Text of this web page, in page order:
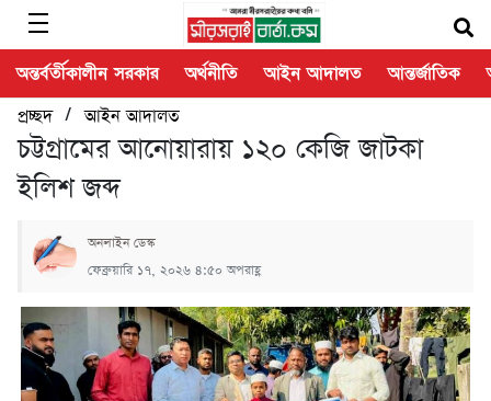
অন্তর্বর্তীকালীন সরকার অর্থনীতি আইন আদালত আন্তর্জাতিক
প্রচ্ছদ/আইন আদালত
চট্টগ্রামের আনোয়ারায় ১২০ কেজি জাটকা
ইলিশ জব্দ
অনলাইন ডেস্ক
ফেব্রুয়ারি ১৭, ২০২৬ ৪:৫০ অপরাহ্ণ